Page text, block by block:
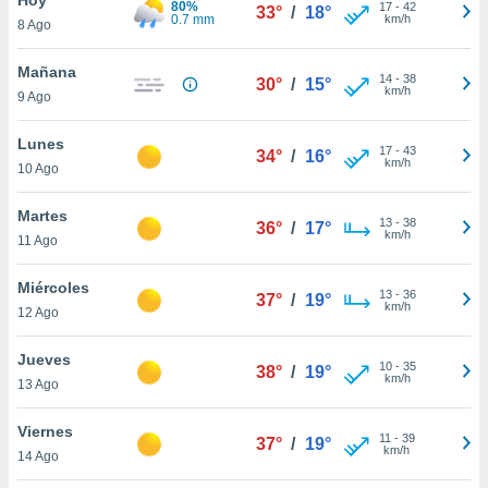
en
más
nuestra
de
cookies
aceptar
8 Ago
80%
0.7 mm
33° / 18° 17- 42
km/h
Mañana
9 Ago
30° / 15° 14- 38
km/h
Lunes
10 Ago
34° / 16° 17- 43
km/h
Martes
11 Ago
36° / 17° 13- 38
km/h
Miércoles
12 Ago
37° / 19° 13- 36
km/h
Jueves
13 Ago
38° / 19° 10- 35
km/h
Viernes
14 Ago
37° / 19° 11 - 39
km/h